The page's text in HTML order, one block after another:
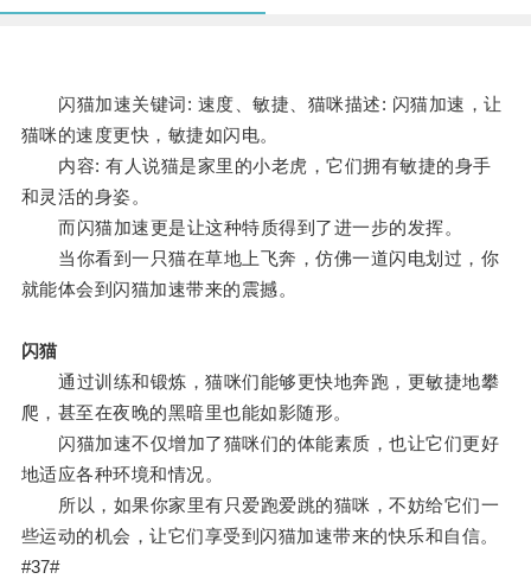
闪猫加速关键词: 速度、敏捷、猫咪描述: 闪猫加速，让
猫咪的速度更快，敏捷如闪电。
内容: 有人说猫是家里的小老虎，它们拥有敏捷的身手
和灵活的身姿。
而闪猫加速更是让这种特质得到了进一步的发挥。
当你看到一只猫在草地上飞奔，仿佛一道闪电划过，你
就能体会到闪猫加速带来的震撼。
闪猫
通过训练和锻炼，猫咪们能够更快地奔跑，更敏捷地攀
爬，甚至在夜晚的黑暗里也能如影随形。
闪猫加速不仅增加了猫咪们的体能素质，也让它们更好
地适应各种环境和情况。
所以，如果你家里有只爱跑爱跳的猫咪，不妨给它们一
些运动的机会，让它们享受到闪猫加速带来的快乐和自信。
#37#